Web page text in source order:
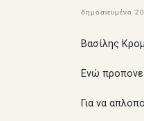
δημοσιευμένο
Βασίλης
Ενώ
Για να